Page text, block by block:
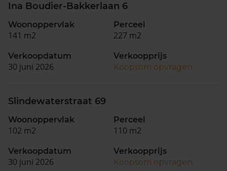
Ina Boudier-Bakkerlaan 6
Woonoppervlak
141 m2
Perceel
227 m2
Verkoopdatum
30 juni 2026
Verkoopprijs
Koopsom opvragen
Slindewaterstraat 69
Woonoppervlak
102 m2
Perceel
110 m2
Verkoopdatum
30 juni 2026
Verkoopprijs
Koopsom opvragen